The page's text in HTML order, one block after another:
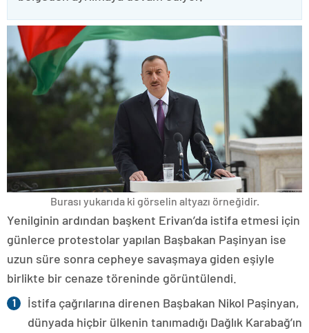
Burası yukarıda ki görselin altyazı örneğidir.
Yenilginin ardından başkent Erivan’da istifa etmesi için
günlerce protestolar yapılan Başbakan Paşinyan ise
uzun süre sonra cepheye savaşmaya giden eşiyle
birlikte bir cenaze töreninde görüntülendi.
İstifa çağrılarına direnen Başbakan Nikol Paşinyan,
dünyada hiçbir ülkenin tanımadığı Dağlık Karabağ’ın